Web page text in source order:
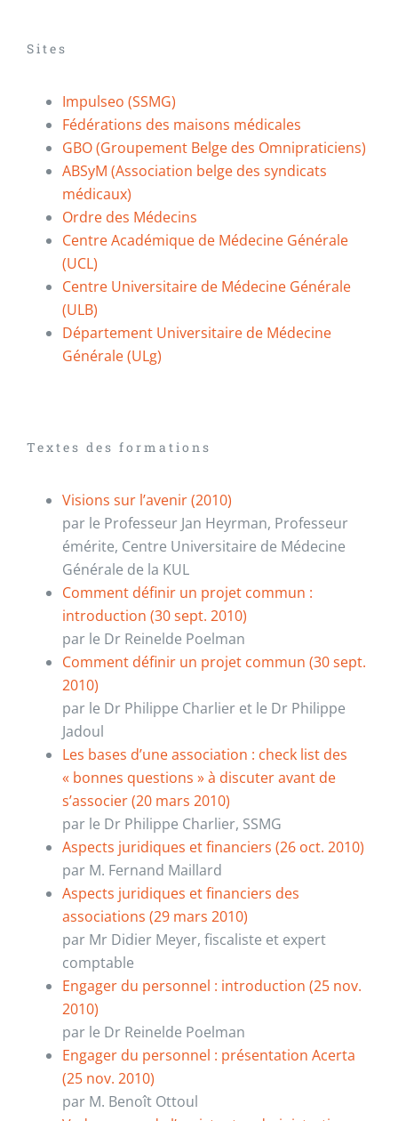
Sites
Impulseo (SSMG)
Fédérations des maisons médicales
GBO (Groupement Belge des Omnipraticiens)
ABSyM (Association belge des syndicats
médicaux)
Ordre des Médecins
Centre Académique de Médecine Générale
(UCL)
Centre Universitaire de Médecine Générale
(ULB)
Département Universitaire de Médecine
Générale (ULg)
Textes des formations
Visions sur l’avenir (2010)
par le Professeur Jan Heyrman, Professeur
émérite, Centre Universitaire de Médecine
Générale de la KUL
Comment définir un projet commun :
introduction (30 sept. 2010)
par le Dr Reinelde Poelman
Comment définir un projet commun (30 sept.
2010)
par le Dr Philippe Charlier et le Dr Philippe
Jadoul
Les bases d’une association : check list des
« bonnes questions » à discuter avant de
s’associer (20 mars 2010)
par le Dr Philippe Charlier, SSMG
Aspects juridiques et financiers (26 oct. 2010)
par M. Fernand Maillard
Aspects juridiques et financiers des
associations (29 mars 2010)
par Mr Didier Meyer, fiscaliste et expert
comptable
Engager du personnel : introduction (25 nov.
2010)
par le Dr Reinelde Poelman
Engager du personnel : présentation Acerta
(25 nov. 2010)
par M. Benoît Ottoul